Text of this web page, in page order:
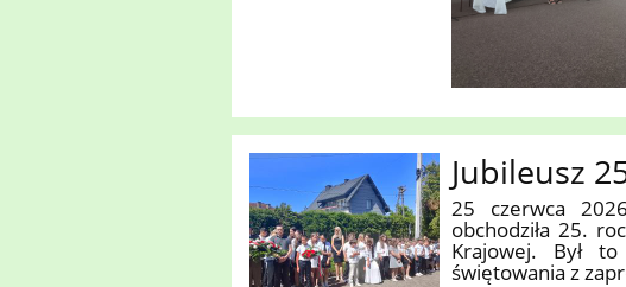
Jubileusz
25 czerwca
obchodziła 25.
Krajowej. Był
świętowania z